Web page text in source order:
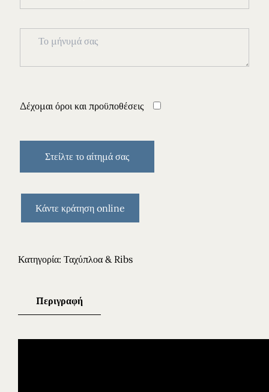
Δέχομαιόροι και προϋποθέσεις
Κάντε κράτηση online
Κατηγορία: Ταχύπλοα & Ribs
Περιγραφή